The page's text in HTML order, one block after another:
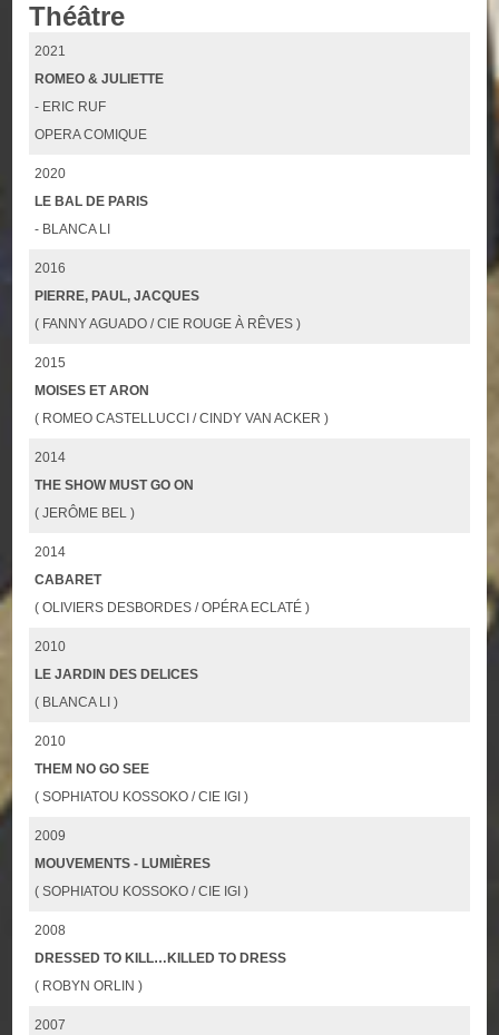
Théâtre
2021
ROMEO & JULIETTE
- ERIC RUF
OPERA COMIQUE
2020
LE BAL DE PARIS
- BLANCA LI
2016
PIERRE, PAUL, JACQUES
( FANNY AGUADO / CIE ROUGE À RÊVES )
2015
MOISES ET ARON
( ROMEO CASTELLUCCI / CINDY VAN ACKER )
2014
THE SHOW MUST GO ON
( JERÔME BEL )
2014
CABARET
( OLIVIERS DESBORDES / OPÉRA ECLATÉ )
2010
LE JARDIN DES DELICES
( BLANCA LI )
2010
THEM NO GO SEE
( SOPHIATOU KOSSOKO / CIE IGI )
2009
MOUVEMENTS - LUMIÈRES
( SOPHIATOU KOSSOKO / CIE IGI )
2008
DRESSED TO KILL…KILLED TO DRESS
( ROBYN ORLIN )
2007